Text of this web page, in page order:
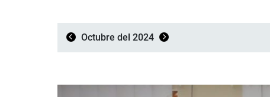
Octubre del 2024